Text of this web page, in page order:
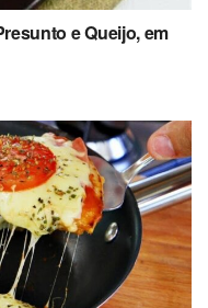
e Queijo, em